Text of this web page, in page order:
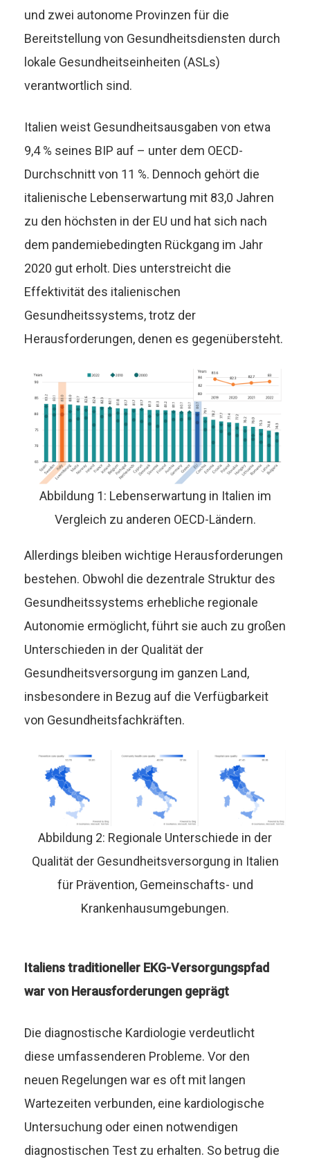
und zwei autonome Provinzen für die
Bereitstellung von Gesundheitsdiensten durch
lokale Gesundheitseinheiten (ASLs)
verantwortlich sind.
Italien weist Gesundheitsausgaben von etwa
9,4 % seines BIP auf – unter dem OECD-
Durchschnitt von 11 %. Dennoch gehört die
italienische Lebenserwartung mit 83,0 Jahren
zu den höchsten in der EU und hat sich nach
dem pandemiebedingten Rückgang im Jahr
2020 gut erholt. Dies unterstreicht die
Effektivität des italienischen
Gesundheitssystems, trotz der
Herausforderungen, denen es gegenübersteht.
Abbildung 1: Lebenserwartung in Italien im
Vergleich zu anderen OECD-Ländern.
Allerdings bleiben wichtige Herausforderungen
bestehen. Obwohl die dezentrale Struktur des
Gesundheitssystems erhebliche regionale
Autonomie ermöglicht, führt sie auch zu großen
Unterschieden in der Qualität der
Gesundheitsversorgung im ganzen Land,
insbesondere in Bezug auf die Verfügbarkeit
von Gesundheitsfachkräften.
Abbildung 2: Regionale Unterschiede in der
Qualität der Gesundheitsversorgung in Italien
für Prävention, Gemeinschafts- und
Krankenhausumgebungen.
Italiens traditioneller EKG-Versorgungspfad
war von Herausforderungen geprägt
Die diagnostische Kardiologie verdeutlicht
diese umfassenderen Probleme. Vor den
neuen Regelungen war es oft mit langen
Wartezeiten verbunden, eine kardiologische
Untersuchung oder einen notwendigen
diagnostischen Test zu erhalten. So betrug die